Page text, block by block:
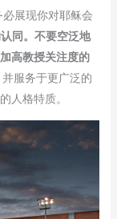
展现你对耶稣会
同。不要空泛地
高教授关注度的
服务于更广泛的
人格特质。